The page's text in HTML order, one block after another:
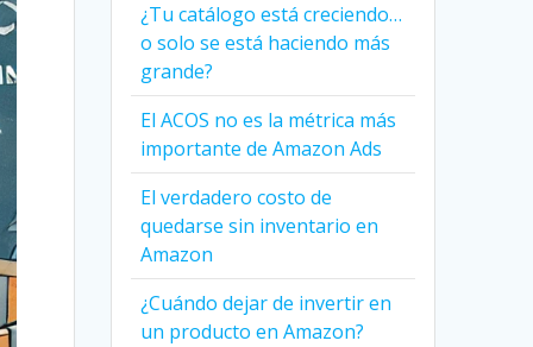
¿Tu catálogo está creciendo…
o solo se está haciendo más
grande?
El ACOS no es la métrica más
importante de Amazon Ads
El verdadero costo de
quedarse sin inventario en
Amazon
¿Cuándo dejar de invertir en
un producto en Amazon?